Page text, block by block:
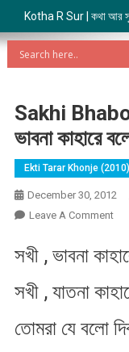
Kotha R Sur | কথা আর
Sakhi
ভাবনা কাহারে
Ekti Tarar Khonje (2010)
December 30, 2012
Leave A CommentOn
সখী
সখী , ভাবনা
সখী , যাতনা
তোমরা যে বলো